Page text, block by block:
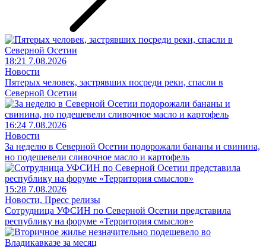
18:21 7.08.2026
Новости
Пятерых человек, застрявших посреди реки, спасли в
Северной Осетии
16:24 7.08.2026
Новости
За неделю в Северной Осетии подорожали бананы и свинина,
но подешевели сливочное масло и картофель
15:28 7.08.2026
Новости, Пресс релизы
Сотрудница УФСИН по Северной Осетии представила
республику на форуме «Территория смыслов»